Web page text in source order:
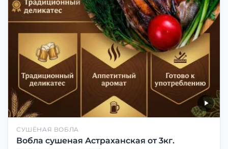
СУШЁНАЯ ВОБЛА
Вобла сушеная Астраханская от 3кг.